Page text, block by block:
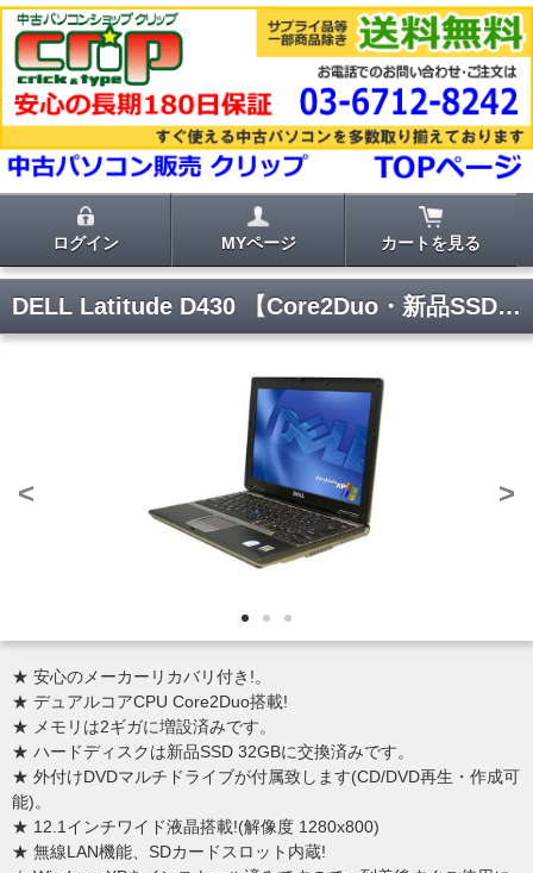
ログイン MYページ カートを見る
DELL Latitude D430 【Core2Duo・新品SSD搭載】
< >
★ 安心のメーカーリカバリ付き!。
★ デュアルコアCPU Core2Duo搭載!
★ メモリは2ギガに増設済みです。
★ ハードディスクは新品SSD 32GBに交換済みです。
★ 外付けDVDマルチドライブが付属致します(CD/DVD再生・作成可
能)。
★ 12.1インチワイド液晶搭載!(解像度 1280x800)
★ 無線LAN機能、SDカードスロット内蔵!